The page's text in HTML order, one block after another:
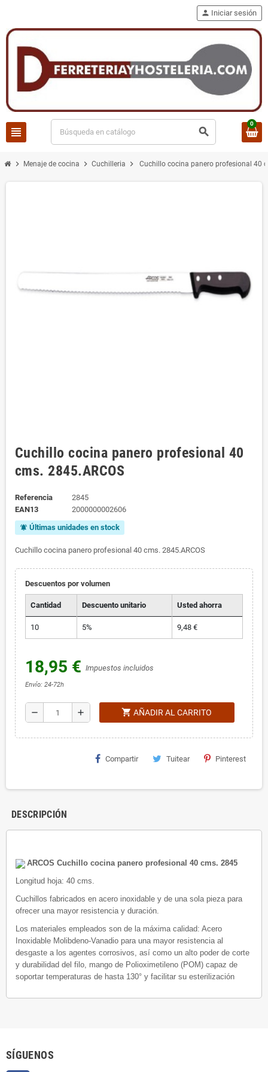
view_headline search
person Iniciar sesión
0
chevron_right Menaje de cocina chevron_right Cuchilleria chevron_right Cuchillo cocina panero profesional 40
Cuchillo cocina panero profesional 40
cms. 2845.ARCOS
Referencia
2845
EAN13
2000000002606
notifications_active Últimas unidades en stock
Cuchillo cocina panero profesional 40 cms. 2845.ARCOS
Descuentos por volumen
Cantidad Descuento unitario Usted ahorra
10 5% 9,48 €
18,95 € Impuestos incluidos
Envío: 24-72h
remove add shopping_cart AÑADIR AL CARRITO
Compartir Tuitear Pinterest
DESCRIPCIÓN
ARCOS Cuchillo cocina panero profesional 40 cms. 2845
Longitud hoja: 40 cms.
Cuchillos fabricados en acero inoxidable y de una sola pieza para
ofrecer una mayor resistencia y duración.
Los materiales empleados son de la máxima calidad: Acero
Inoxidable Molibdeno-Vanadio para una mayor resistencia al
desgaste a los agentes corrosivos, así como un alto poder de corte
y durabilidad del filo, mango de Polioximetileno (POM) capaz de
soportar temperaturas de hasta 130° y facilitar su esterilización
SÍGUENOS